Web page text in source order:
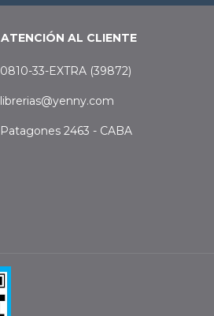
ATENCIÓN AL CLIENTE
0810-33-EXTRA (39872)
librerias@yenny.com
Patagones 2463 - CABA